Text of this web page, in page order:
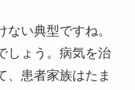
い典型ですね。
しょう。病気を治
、患者家族はたま